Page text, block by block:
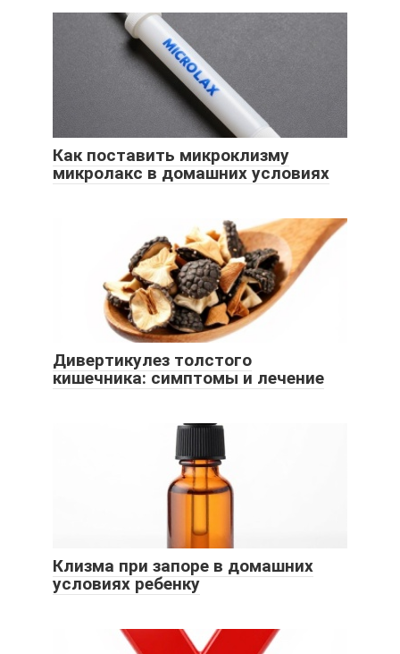
Как поставить микроклизму
микролакс в домашних условиях
Дивертикулез толстого
кишечника: симптомы и лечение
Клизма при запоре в домашних
условиях ребенку